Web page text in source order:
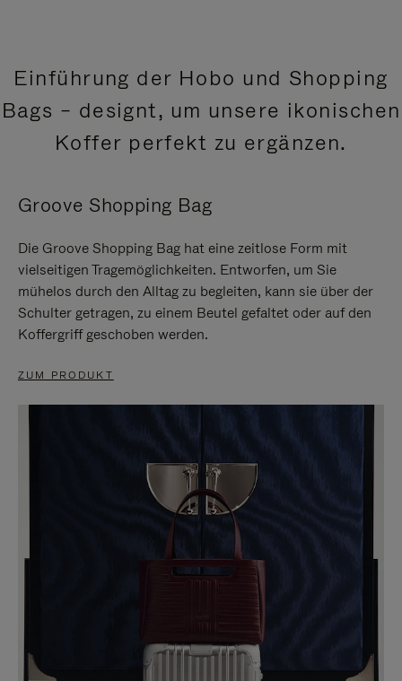
Einführung der Hobo und Shopping
Bags – designt, um unsere ikonischen
Koffer perfekt zu ergänzen.
Groove Shopping Bag
Die Groove Shopping Bag hat eine zeitlose Form mit
vielseitigen Tragemöglichkeiten. Entworfen, um Sie
mühelos durch den Alltag zu begleiten, kann sie über der
Schulter getragen, zu einem Beutel gefaltet oder auf den
Koffergriff geschoben werden.
ZUM PRODUKT